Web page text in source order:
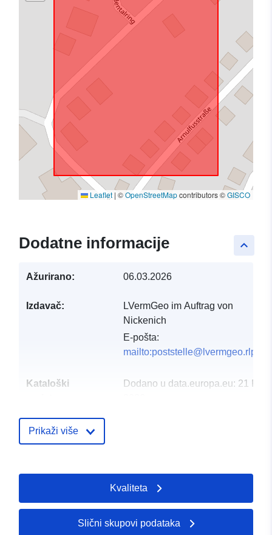
Leaflet | ©OpenStreetMapcontributors ©GISCO
keyboard_arrow_up
Dodatne informacije
Ažurirano: 06.03.2026
Izdavač:
LVermGeo im Auftrag von
Nickenich
E-pošta:
mailto:poststelle@lvermgeo.rlp.de
Kataloški
Dodano u data.europa.eu: 21
50.4162 ], [ 7.32719,
50.4162 ], [ 7.32719,
50.4151 ], [ 7.32574,
50.4151 ], [ 7.32574,
Prikaži više
Kvaliteta
Slični skupovi podataka